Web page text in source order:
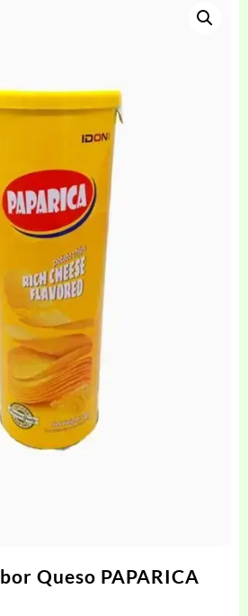
Queso PAPARICA